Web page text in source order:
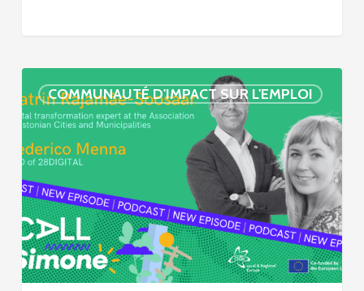
COMMUNAUTÉ D'IMPACT SUR L'EMPLOI
Simone »
épisode
:
villes
et
numérisation